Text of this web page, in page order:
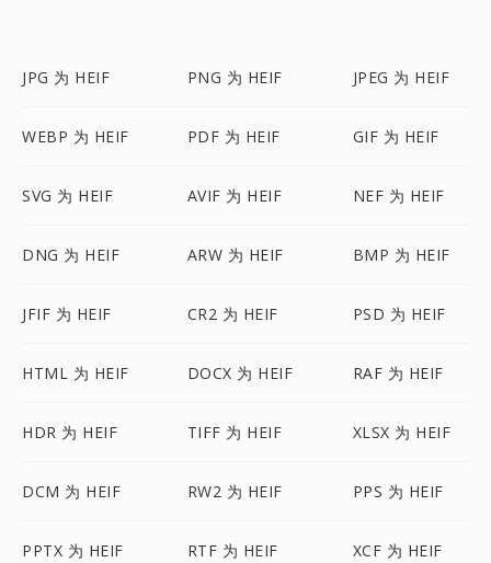
JPG 为 HEIF PNG 为 HEIF JPEG 为 HEIF
WEBP 为 HEIF PDF 为 HEIF GIF 为 HEIF
SVG 为 HEIF AVIF 为 HEIF NEF 为 HEIF
DNG 为 HEIF ARW 为 HEIF BMP 为 HEIF
JFIF 为 HEIF CR2 为 HEIF PSD 为 HEIF
HTML 为 HEIF DOCX 为 HEIF RAF 为 HEIF
HDR 为 HEIF TIFF 为 HEIF XLSX 为 HEIF
DCM 为 HEIF RW2 为 HEIF PPS 为 HEIF
PPTX 为 HEIF RTF 为 HEIF XCF 为 HEIF